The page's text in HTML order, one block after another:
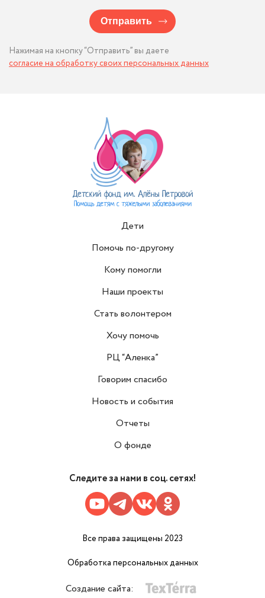
Отправить
Нажимая на кнопку “Отправить” вы даете
согласие на обработку своих персональных данных
Дети
Помочь по-другому
Кому помогли
Наши проекты
Стать волонтером
Хочу помочь
РЦ “Аленка”
Говорим спасибо
Новость и события
Отчеты
О фонде
Следите за нами в соц. сетях!
Все права защищены 2023
Обработка персональных данных
Создание сайта: